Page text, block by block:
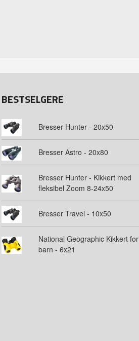
BESTSELGERE
Bresser Hunter - 20x50
Bresser Astro - 20x80
Bresser Hunter - Kikkert med
fleksibel Zoom 8-24x50
Bresser Travel - 10x50
National Geographic Kikkert for
barn - 6x21